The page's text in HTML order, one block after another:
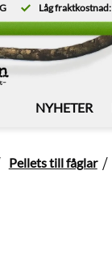
Låg fraktkostnad:
NYHETER
Pellets till fåglar